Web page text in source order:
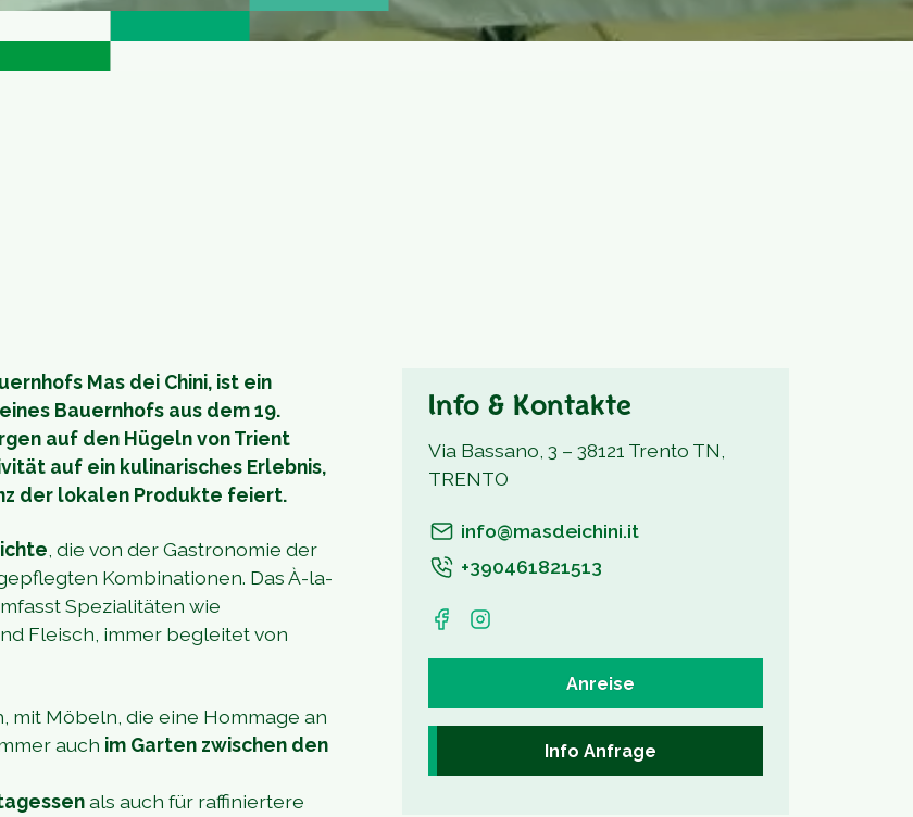
Mas dei Chini, ist ein
Bauernhofs aus dem 19.
auf den Hügeln von Trient
auf ein kulinarisches Erlebnis,
der lokalen Produkte feiert.
, die von der Gastronomie der
Kombinationen. Das À-la-
Spezialitäten wie
Fleisch, immer begleitet von
mit Möbeln, die eine Hommage an
auch im Garten zwischen den
als auch für raffiniertere
Info & Kontakte
Via Bassano, 3 – 38121 Trento TN,
TRENTO
info@masdeichini.it
+390461821513
Anreise
Info Anfrage